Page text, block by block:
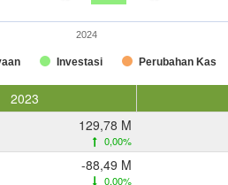
Investasi Perubahan Kas
2024
2023
129,78 M
0,00%
-88,49 M
0,00%